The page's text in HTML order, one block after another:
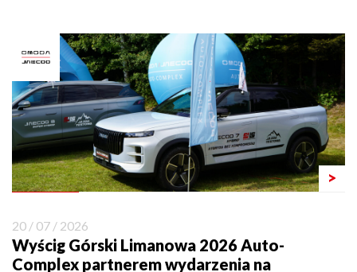
>
20 / 07 / 2026
Wyścig Górski Limanowa 2026 Auto-
Complex partnerem wydarzenia na